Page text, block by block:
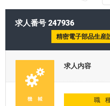
求人番号 247936
精密電子部品生産
求人内容
職